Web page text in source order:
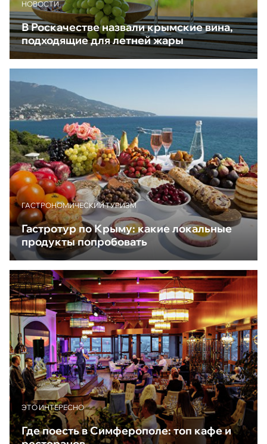
НОВОСТИ
В Роскачестве назвали крымские вина,
подходящие для летней жары
ГАСТРОНОМИЧЕСКИЙ ТУРИЗМ
Гастротур по Крыму: какие локальные
продукты попробовать
ЭТО ИНТЕРЕСНО
Где поесть в Симферополе: топ кафе и